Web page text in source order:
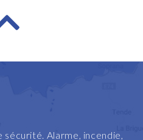
Alarme, incendie,